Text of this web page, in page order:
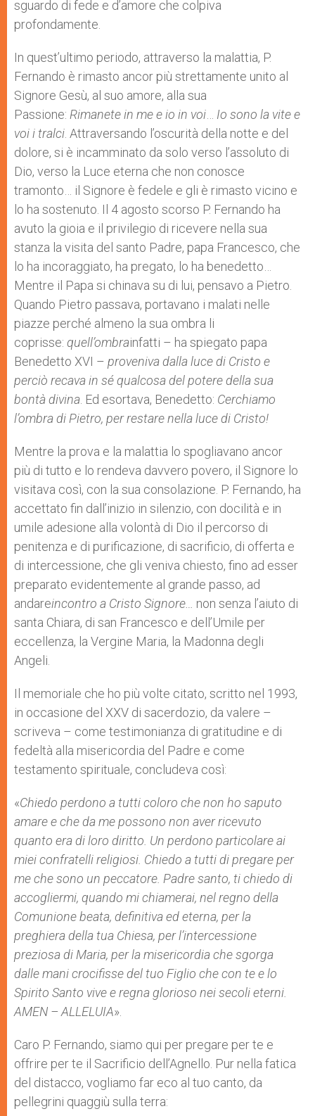
sguardo di fede e d’amore che colpiva
profondamente.
In quest’ultimo periodo, attraverso la malattia, P.
Fernando è rimasto ancor più strettamente unito al
Signore Gesù, al suo amore, alla sua
Passione: Rimanete in me e io in voi… Io sono la vite e
voi i tralci. Attraversando l’oscurità della notte e del
dolore, si è incamminato da solo verso l’assoluto di
Dio, verso la Luce eterna che non conosce
tramonto… il Signore è fedele e gli è rimasto vicino e
lo ha sostenuto. Il 4 agosto scorso P. Fernando ha
avuto la gioia e il privilegio di ricevere nella sua
stanza la visita del santo Padre, papa Francesco, che
lo ha incoraggiato, ha pregato, lo ha benedetto…
Mentre il Papa si chinava su di lui, pensavo a Pietro.
Quando Pietro passava, portavano i malati nelle
piazze perché almeno la sua ombra li
coprisse: quell’ombrainfatti – ha spiegato papa
Benedetto XVI – proveniva dalla luce di Cristo e
perciò recava in sé qualcosa del potere della sua
bontà divina. Ed esortava, Benedetto: Cerchiamo
l’ombra di Pietro, per restare nella luce di Cristo!
Mentre la prova e la malattia lo spogliavano ancor
più di tutto e lo rendeva davvero povero, il Signore lo
visitava così, con la sua consolazione. P. Fernando, ha
accettato fin dall’inizio in silenzio, con docilità e in
umile adesione alla volontà di Dio il percorso di
penitenza e di purificazione, di sacrificio, di offerta e
di intercessione, che gli veniva chiesto, fino ad esser
preparato evidentemente al grande passo, ad
andareincontro a Cristo Signore… non senza l’aiuto di
santa Chiara, di san Francesco e dell’Umile per
eccellenza, la Vergine Maria, la Madonna degli
Angeli.
Il memoriale che ho più volte citato, scritto nel 1993,
in occasione del XXV di sacerdozio, da valere –
scriveva – come testimonianza di gratitudine e di
fedeltà alla misericordia del Padre e come
testamento spirituale, concludeva così:
«Chiedo perdono a tutti coloro che non ho saputo
amare e che da me possono non aver ricevuto
quanto era di loro diritto. Un perdono particolare ai
miei confratelli religiosi. Chiedo a tutti di pregare per
me che sono un peccatore. Padre santo, ti chiedo di
accogliermi, quando mi chiamerai, nel regno della
Comunione beata, definitiva ed eterna, per la
preghiera della tua Chiesa, per l’intercessione
preziosa di Maria, per la misericordia che sgorga
dalle mani crocifisse del tuo Figlio che con te e lo
Spirito Santo vive e regna glorioso nei secoli eterni.
AMEN – ALLELUIA».
Caro P. Fernando, siamo qui per pregare per te e
offrire per te il Sacrificio dell’Agnello. Pur nella fatica
del distacco, vogliamo far eco al tuo canto, da
pellegrini quaggiù sulla terra: